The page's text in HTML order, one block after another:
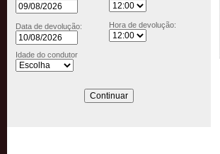
Data de devolução: Hora de devolução:
Idade do condutor